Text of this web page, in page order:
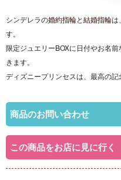
シンデレラの婚約指輪と結婚指輪は
す。
限定ジュエリーBOXに日付やお名
きます。
ディズニープリンセスは、最高の
商品のお問い合わせ
この商品をお店に見に行く